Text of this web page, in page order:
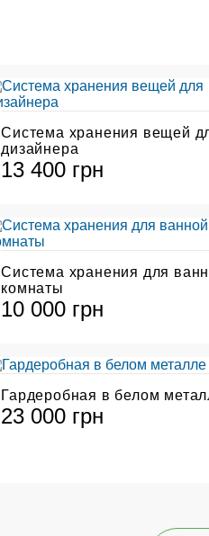
Система хранения вещей
дизайнера
13 400 грн
Система хранения для
комнаты
10 000 грн
Гардеробная в белом
23 000 грн